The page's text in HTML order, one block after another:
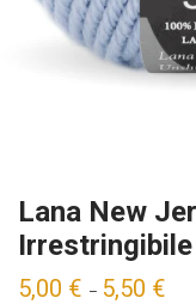
Lana New
Irrestringibile
5,00 € – 5,50 €